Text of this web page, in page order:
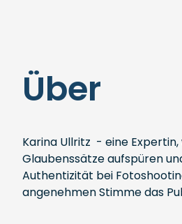
Über
Karina Ullritz - eine
Glaubenssätze aufspüren
Authentizität bei
angenehmen Stimme das